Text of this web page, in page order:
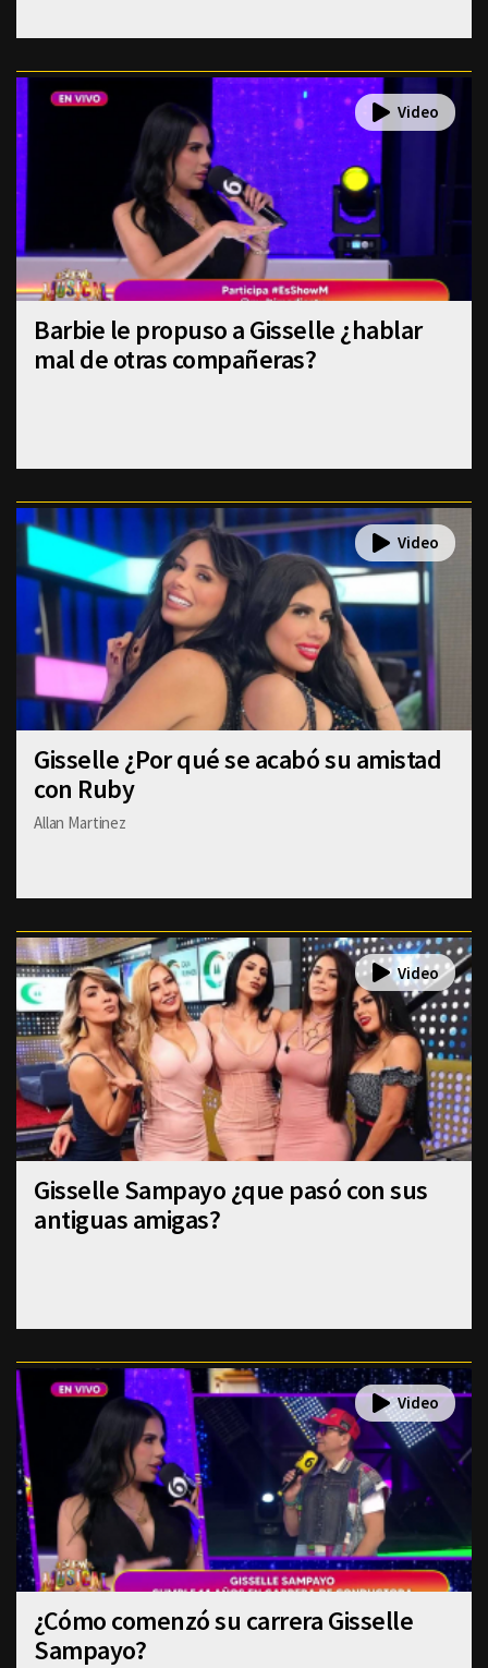
Barbie le propuso a Gisselle ¿hablar
mal de otras compañeras?
Gisselle ¿Por qué se acabó su amistad
con Ruby
Allan Martinez
Gisselle Sampayo ¿que pasó con sus
antiguas amigas?
¿Cómo comenzó su carrera Gisselle
Sampayo?